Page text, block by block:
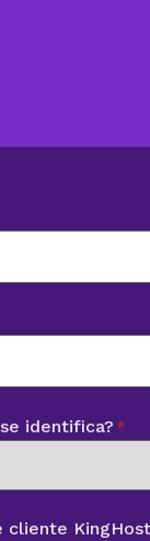
identifica? *
cliente